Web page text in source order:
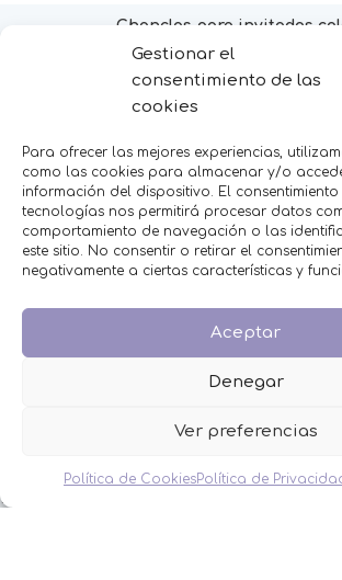
Gestionar el
consentimiento de las
cookies
Para ofrecer las mejores experiencias,
como las cookies para almacenar y/o
información del dispositivo. El consentimiento
tecnologías nos permitirá procesar datos
comportamiento de navegación o las
este sitio. No consentir o retirar el
negativamente a ciertas características y
Aceptar
Denegar
Ver preferencias
Política de CookiesPolítica de
Chanclas para invitados
Selecciona opciones
Inicio
Tienda
Decoración
FAQS
Contacto
CATEGORÍAS
BAUTIZO
MINIPERFUMES
MUJERES